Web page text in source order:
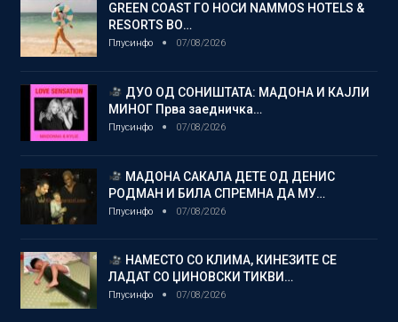
GREEN COAST ГО НОСИ NAMMOS HOTELS &
RESORTS ВО…
Плусинфо 07/08/2026
ДУО ОД СОНИШТАТА: МАДОНА И КАЈЛИ
МИНОГ Прва заедничка…
Плусинфо 07/08/2026
МАДОНА САКАЛА ДЕТЕ ОД ДЕНИС
РОДМАН И БИЛА СПРЕМНА ДА МУ…
Плусинфо 07/08/2026
НАМЕСТО СО КЛИМА, КИНЕЗИТЕ СЕ
ЛАДАТ СО ЏИНОВСКИ ТИКВИ…
Плусинфо 07/08/2026